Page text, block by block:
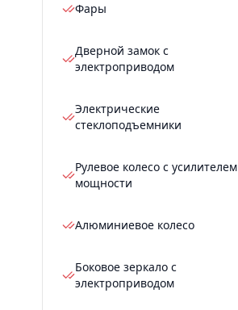
Фары
Дверной замок с
электроприводом
Электрические
стеклоподъемники
Рулевое колесо с усилителем
мощности
Алюминиевое колесо
Боковое зеркало с
электроприводом